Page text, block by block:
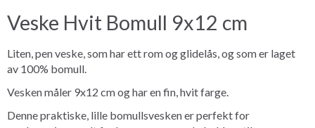
Veske Hvit Bomull 9x12 cm
Liten, pen veske, som har ett rom og glidelås, og som er laget
av 100% bomull.
Vesken måler 9x12 cm og har en fin, hvit farge.
Denne praktiske, lille bomullsvesken er perfekt for